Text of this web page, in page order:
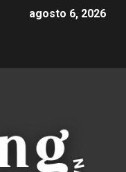
agosto 6, 2026